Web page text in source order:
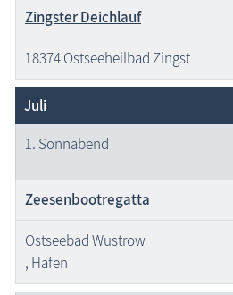
Zingster Deichlauf
18374 Ostseeheilbad Zingst
Juli
1. Sonnabend
Zeesenbootregatta
Ostseebad Wustrow
, Hafen